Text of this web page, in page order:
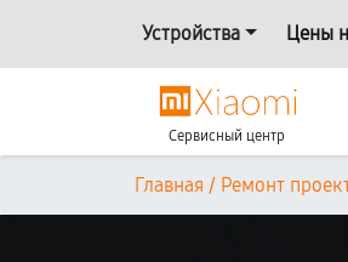
Устройства Цены
Сервисный центр
Главная / Ремонт